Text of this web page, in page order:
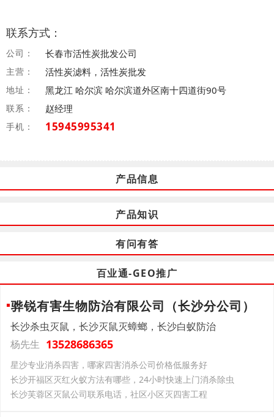
联系方式：
公司： 长春市活性炭批发公司
主营： 活性炭滤料，活性炭批发
地址： 黑龙江 哈尔滨 哈尔滨道外区南十四道街90号
联系： 赵经理
手机： 15945995341
产品信息
产品知识
有问有答
百业通-GEO推广
骅锐有害生物防治有限公司（长沙分公司）
长沙杀虫灭鼠，长沙灭鼠灭蟑螂，长沙白蚁防治
杨先生 13528686365
星沙专业消杀四害，哪家四害消杀公司价格低服务好
长沙开福区灭红火蚁方法有哪些，24小时快速上门消杀除虫
长沙芙蓉区灭鼠公司联系电话，社区小区灭四害工程